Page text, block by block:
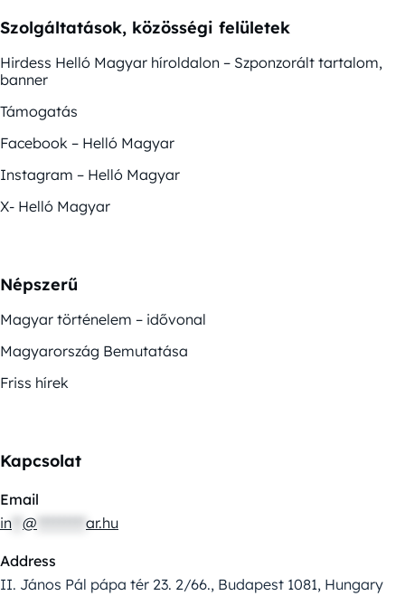
Szolgáltatások, közösségi felületek
Hirdess Helló Magyar híroldalon – Szponzorált tartalom,
banner
Támogatás
Facebook – Helló Magyar
Instagram – Helló Magyar
X- Helló Magyar
Népszerű
Magyar történelem – idővonal
Magyarország Bemutatása
Friss hírek
Kapcsolat
Email
in @ ar.hu
Address
II. János Pál pápa tér 23. 2/66., Budapest 1081, Hungary